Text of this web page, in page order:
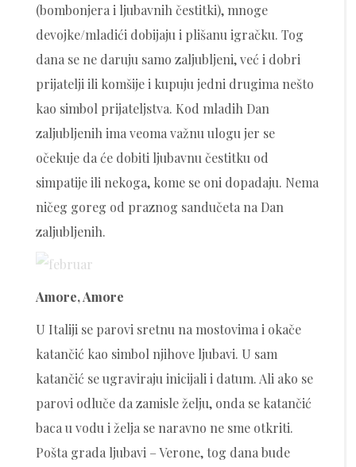
(bombonjera i ljubavnih čestitki), mnoge
devojke/mladići dobijaju i plišanu igračku. Tog
dana se ne daruju samo zaljubljeni, već i dobri
prijatelji ili komšije i kupuju jedni drugima nešto
kao simbol prijateljstva. Kod mladih Dan
zaljubljenih ima veoma važnu ulogu jer se
očekuje da će dobiti ljubavnu čestitku od
simpatije ili nekoga, kome se oni dopadaju. Nema
ničeg goreg od praznog sandučeta na Dan
zaljubljenih.
Amore, Amore
U Italiji se parovi sretnu na mostovima i okače
katančić kao simbol njihove ljubavi. U sam
katančić se ugraviraju inicijali i datum. Ali ako se
parovi odluče da zamisle želju, onda se katančić
baca u vodu i želja se naravno ne sme otkriti.
Pošta grada ljubavi – Verone, tog dana bude